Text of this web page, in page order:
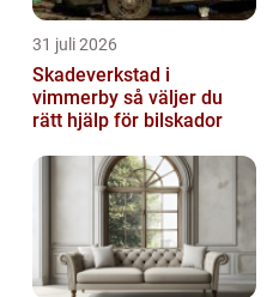
31 juli 2026
Skadeverkstad i
vimmerby så väljer du
rätt hjälp för bilskador